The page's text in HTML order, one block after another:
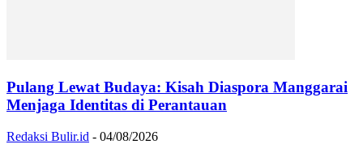
Pulang Lewat Budaya: Kisah Diaspora Manggarai
Menjaga Identitas di Perantauan
Redaksi Bulir.id - 04/08/2026